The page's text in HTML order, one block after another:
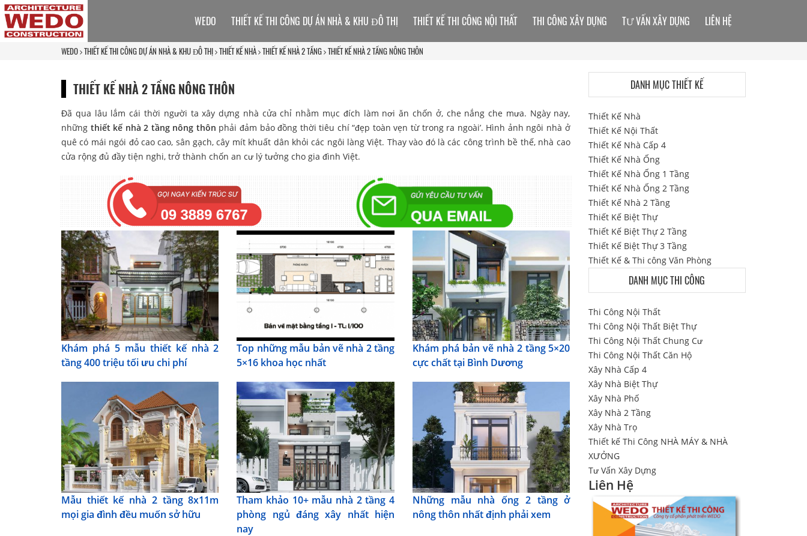
WEDO THIẾT KẾ THI CÔNG DỰ ÁN NHÀ & KHU ĐÔ THỊ THIẾT KẾ NHÀ THIẾT KẾ NHÀ 2 TẦNG THIẾT KẾ NHÀ 2 TẦNG NÔNG THÔN
THIẾT KẾ NHÀ 2 TẦNG NÔNG THÔN
Đã qua lâu lắm cái thời người ta xây dựng nhà cửa chỉ nhằm mục đích làm nơi ăn chốn ở, che nắng che mưa. Ngày nay,
những thiết kế nhà 2 tầng nông thôn phải đảm bảo đồng thời tiêu chí “đẹp toàn vẹn từ trong ra ngoài’. Hình ảnh ngôi nhà ở
quê có mái ngói đỏ cao cao, sân gạch, cây mít khuất dân khỏi các ngôi làng Việt. Thay vào đó là các công trình bề thế, nhà cao
cửa rộng đủ đầy tiện nghi, trở thành chốn an cư lý tưởng cho gia đình Việt.
Khám phá 5 mẫu thiết kế nhà 2
tầng 400 triệu tối ưu chi phí
Top những mẫu bản vẽ nhà 2 tầng
5×16 khoa học nhất
Khám phá bản vẽ nhà 2 tầng 5×20
cực chất tại Bình Dương
Mẫu thiết kế nhà 2 tầng 8x11m
mọi gia đình đều muốn sở hữu
Tham khảo 10+ mẫu nhà 2 tầng 4
phòng ngủ đáng xây nhất hiện
nay
Những mẫu nhà ống 2 tầng ở
nông thôn nhất định phải xem
WEDO THIẾT KẾ THI CÔNG DỰ ÁN NHÀ & KHU ĐÔ THỊ THIẾT KẾ THI CÔNG NỘI THẤT THI CÔNG XÂY DỰNG TƯ VẤN XÂY DỰNG LIÊN HỆ
DANH MỤC THIẾT KẾ
Thiết Kế Nhà
Thiết Kế Nội Thất
Thiết Kế Nhà Cấp 4
Thiết Kế Nhà Ống
Thiết Kế Nhà Ống 1 Tầng
Thiết Kế Nhà Ống 2 Tầng
Thiết Kế Nhà 2 Tầng
Thiết Kế Biệt Thự
Thiết Kế Biệt Thự 2 Tầng
Thiết Kế Biệt Thự 3 Tầng
Thiết Kế & Thi công Văn Phòng
DANH MỤC THI CÔNG
Thi Công Nội Thất
Thi Công Nội Thất Biệt Thự
Thi Công Nội Thất Chung Cư
Thi Công Nội Thất Căn Hộ
Xây Nhà Cấp 4
Xây Nhà Biệt Thự
Xây Nhà Phố
Xây Nhà 2 Tầng
Xây Nhà Trọ
Thiết kế Thi Công NHÀ MÁY & NHÀ
XƯỞNG
Tư Vấn Xây Dựng
Liên Hệ